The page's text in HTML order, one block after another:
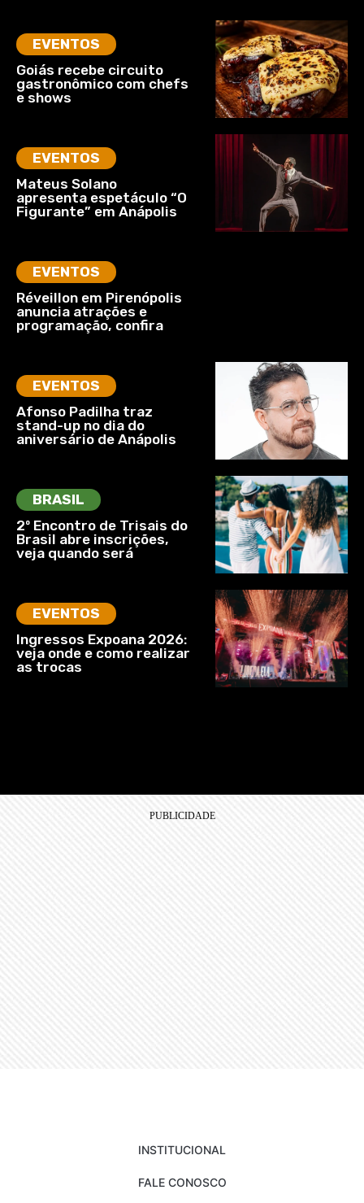
EVENTOS
Goiás recebe circuito
gastronômico com chefs
e shows
EVENTOS
Mateus Solano
apresenta espetáculo “O
Figurante” em Anápolis
EVENTOS
Réveillon em Pirenópolis
anuncia atrações e
programação, confira
EVENTOS
Afonso Padilha traz
stand-up no dia do
aniversário de Anápolis
BRASIL
2º Encontro de Trisais do
Brasil abre inscrições,
veja quando será
EVENTOS
Ingressos Expoana 2026:
veja onde e como realizar
as trocas
INSTITUCIONAL
FALE CONOSCO